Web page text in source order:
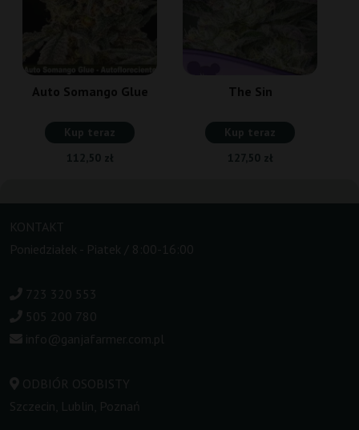
Auto Somango Glue
Kup teraz
112,50 zł
The Sin
Kup teraz
127,50 zł
KONTAKT
Poniedziałek - Piatek / 8:00-16:00
723 320 553
505 200 780
info@ganjafarmer.com.pl
ODBIÓR OSOBISTY
Szczecin, Lublin, Poznań